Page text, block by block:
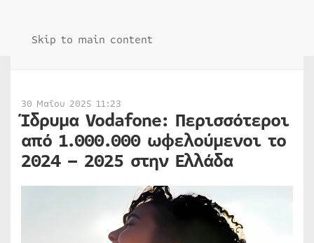
Skip to main content
30 Μαΐου 2025 11:23
Ίδρυμα Vodafone: Περισσότεροι
από 1.000.000 ωφελούμενοι το
2024 – 2025 στην Ελλάδα